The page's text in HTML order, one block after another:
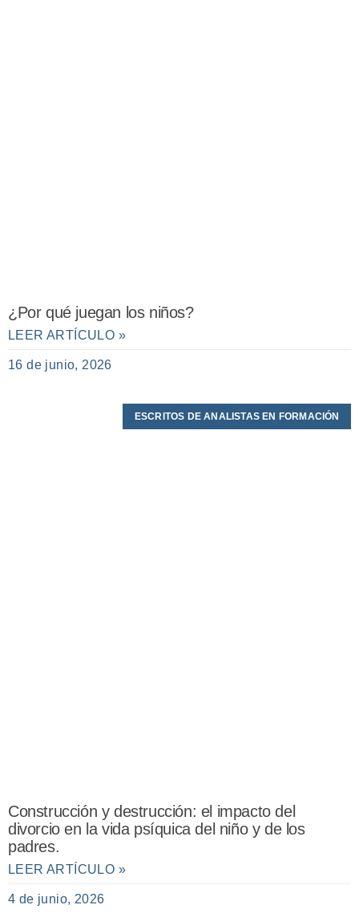
¿Por qué juegan los niños?
LEER ARTÍCULO »
16 de junio, 2026
ESCRITOS DE ANALISTAS EN FORMACIÓN
Construcción y destrucción: el impacto del
divorcio en la vida psíquica del niño y de los
padres.
LEER ARTÍCULO »
4 de junio, 2026